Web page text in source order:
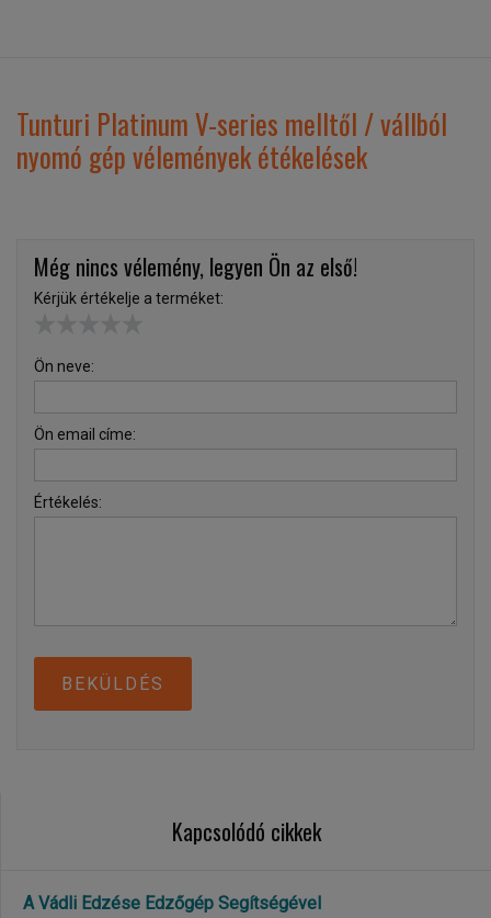
Tunturi Platinum V-series melltől / vállból
nyomó gép vélemények étékelések
Még nincs vélemény, legyen Ön az első!
Kérjük értékelje a terméket:
Ön neve:
Ön email címe:
Értékelés:
BEKÜLDÉS
Kapcsolódó cikkek
A Vádli Edzése Edzőgép Segítségével